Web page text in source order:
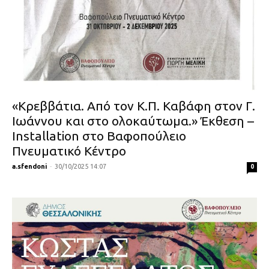
«Κρεββάτια. Από τον Κ.Π. Καβάφη στον Γ.
Ιωάννου και στο ολοκαύτωμα.» Έκθεση –
Installation στο Βαφοπούλειο
Πνευματικό Κέντρο
a.sfendoni - 30/10/2025 14:07 0